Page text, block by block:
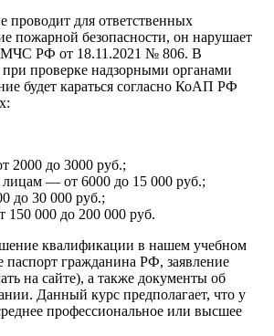
проводит для ответственных
пожарной безопасности, он нарушает
МЧС РФ от 18.11.2021 № 806. В
проверке надзорными органами
будет караться согласно КоАП РФ
2000 до 3000 руб.;
— от 6000 до 15 000 руб.;
до 30 000 руб.;
000 до 200 000 руб.
квалификации в нашем учебном
паспорт гражданина РФ, заявление
на сайте), а также документы об
Данный курс предполагает, что у
профессиональное или высшее